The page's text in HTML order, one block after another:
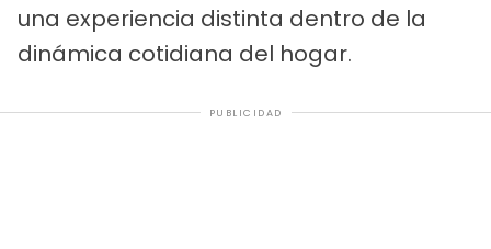
una experiencia distinta dentro de la
dinámica cotidiana del hogar.
PUBLICIDAD